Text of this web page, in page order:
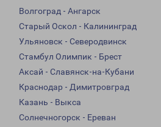
Волгоград - Ангарск
Старый Оскол - Калининград
Ульяновск - Северодвинск
Стамбул Олимпик - Брест
Аксай - Славянск-на-Кубани
Краснодар - Димитровград
Казань - Выкса
Солнечногорск - Ереван